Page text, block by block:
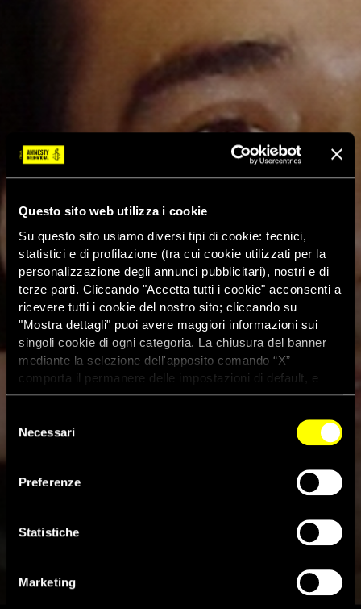
Questo sito web utilizza i cookie
Su questo sito usiamo diversi tipi di cookie: tecnici,
statistici e di profilazione (tra cui cookie utilizzati per la
personalizzazione degli annunci pubblicitari), nostri e di
terze parti. Cliccando "Accetta tutti i cookie" acconsenti a
ricevere tutti i cookie del nostro sito; cliccando su
"Mostra dettagli" puoi avere maggiori informazioni sui
singoli cookie di ogni categoria. La chiusura del banner
mediante la selezione dell'apposito comando “X”
comporta il permanere delle impostazioni di default, e
dunque la continuazione della navigazione con i cookie
dei cookie attivi sul sito clicca
delNecessari
Preferenze
Statistiche
Marketing
Cuba, prigioniero di coscienza
in libertà condizionata
7 Maggio 2019